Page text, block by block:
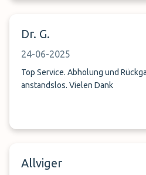
Dr. G.
24-06-2025
Top Service. Abholung und
anstandslos. Vielen Dank
Allviger